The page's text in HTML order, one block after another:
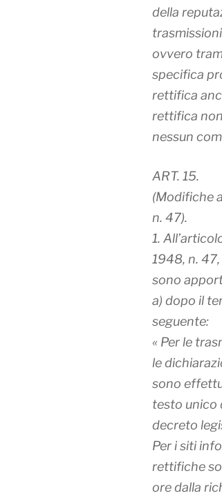
della
ovvero
specifica
rettifica
rettifica
nessun
ART. 15.
(Modifiche
n. 47).
1.
1948, n.
sono
a) dopo il
seguente:
« Per le
le
sono
testo unico
decreto
Per i siti
rettifiche
ore dalla